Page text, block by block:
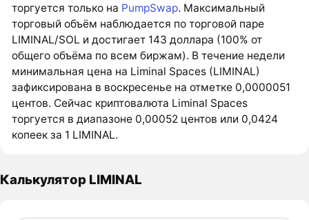
торгуется только на PumpSwap. Максимальный
торговый объём наблюдается по торговой паре
LIMINAL/SOL и достигает 143 доллара (100% от
общего объёма по всем биржам). В течение недели
минимальная цена на Liminal Spaces (LIMINAL)
зафиксирована в воскресенье на отметке 0,0000051
центов. Сейчас криптовалюта Liminal Spaces
торгуется в диапазоне 0,00052 центов или 0,0424
копеек за 1 LIMINAL.
Калькулятор LIMINAL